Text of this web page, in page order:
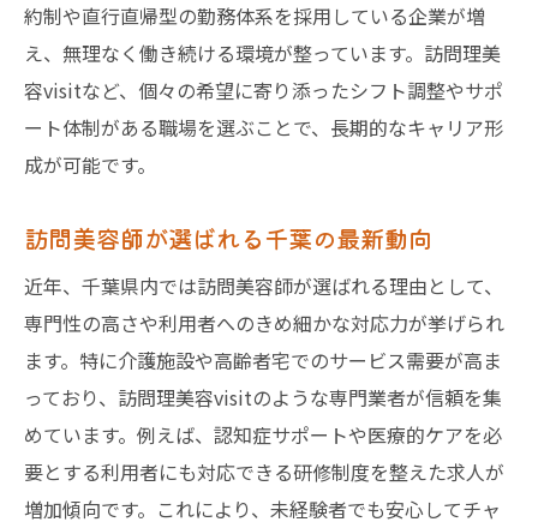
千葉の介護現場で活躍する訪問美容師像
訪問美容求人で知る介護業界の魅力
訪問理美容visitを活用した介護美容の特徴
介護と訪問美容の連携がもたらす新しい価
値
スキルアップが叶う訪問美容の求人選び
会
千葉県で訪問美容師が成長する職場選び
訪問美容でキャリアアップを目指す方法
訪問美容師求人で学べる実践的な技術とは
訪問理美容visitの研修制度活用ポイント
スキルアップ支援が充実した求人の見極め
約制や直行直帰型の勤務体系を採用している企業が増
え、無理なく働き続ける環境が整っています。訪問理美
容visitなど、個々の希望に寄り添ったシフト調整やサポ
ート体制がある職場を選ぶことで、長期的なキャリア形
成が可能です。
訪問美容師が選ばれる千葉の最新動向
近年、千葉県内では訪問美容師が選ばれる理由として、
専門性の高さや利用者へのきめ細かな対応力が挙げられ
ます。特に介護施設や高齢者宅でのサービス需要が高ま
っており、訪問理美容visitのような専門業者が信頼を集
めています。例えば、認知症サポートや医療的ケアを必
要とする利用者にも対応できる研修制度を整えた求人が
増加傾向です。これにより、未経験者でも安心してチャ